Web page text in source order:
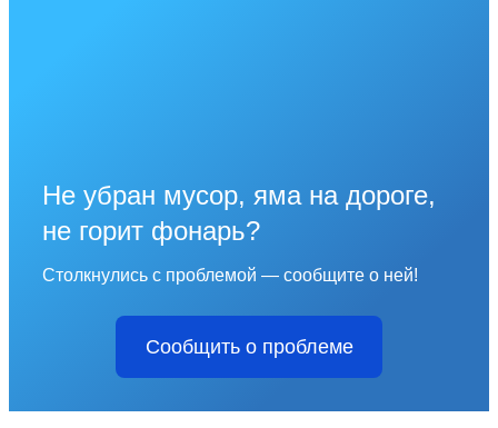
Не убран мусор, яма на дороге,
не горит фонарь?
Столкнулись с проблемой — сообщите о ней!
Сообщить о проблеме